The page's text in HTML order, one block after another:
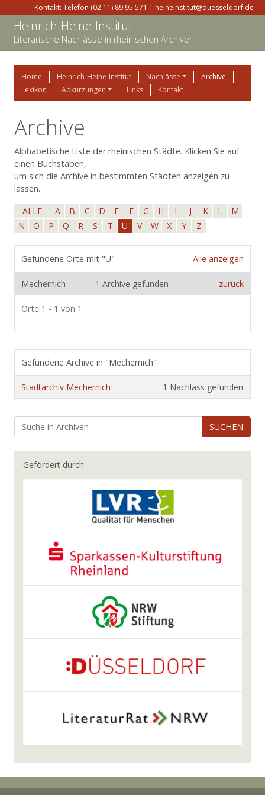
Kontakt: Telefon (02 11) 89 95 571 | heineinstitut@duesseldorf.de
Heinrich-Heine-Institut
Literarische Nachlässe in rheinischen Archiven
Home Heinrich-Heine-Institut Nachlässe
Archive
Lexikon
Abkürzungen Links Kontakt
Archive
Alphabetische Liste der rheinischen Städte. Klicken Sie auf
einen Buchstaben,
um sich die Archive in bestimmten Städten anzeigen zu
lassen.
ALLE
A B C D E F G H I J K L
M
N
O P Q R S T U V W X Y Z
Alle anzeigen
Gefundene Orte mit "U"
Mechernich 1 Archive gefunden zurück
Orte 1 - 1 von 1
Gefundene Archive in "Mechernich"
Stadtarchiv Mechernich 1 Nachlass gefunden
SUCHEN
Gefördert durch: